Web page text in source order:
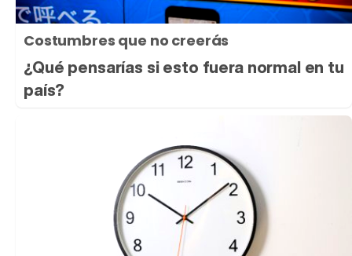
Costumbres que no creerás
¿Qué pensarías si esto fuera normal en tu
país?